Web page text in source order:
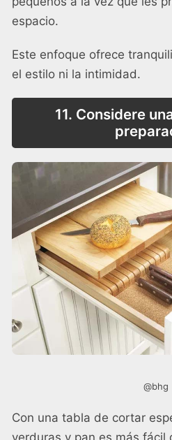
espacio.
Este enfoque ofrece
el estilo ni la intimidad.
11. Considere
@bhg
Con una tabla de cortar
verduras y pan es más fácil